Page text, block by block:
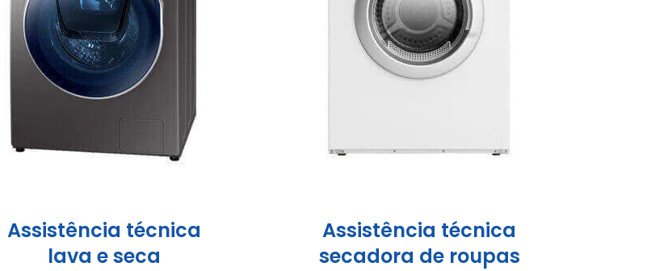
Assistência técnica
lava e seca
Assistência técnica
secadora de roupas